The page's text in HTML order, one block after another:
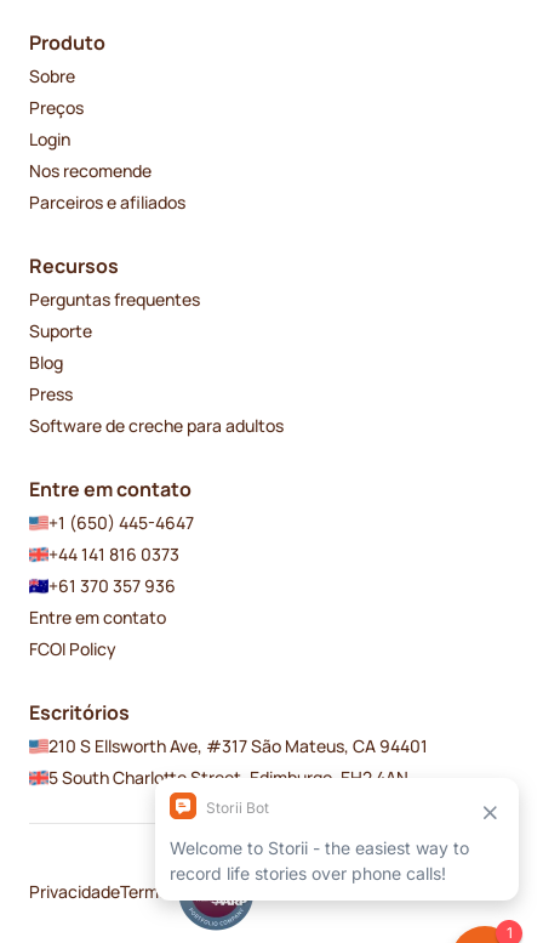
Produto
Sobre
Preços
Login
Nos recomende
Parceiros e afiliados
Recursos
Perguntas frequentes
Suporte
Blog
Press
Software de creche para adultos
Entre em contato
+1 (650) 445-4647
+44 141 816 0373
+61 370 357 936
Entre em contato
FCOI Policy
Escritórios
210 S Ellsworth Ave, #317 São Mateus, CA 94401
5 South Charlotte Street, Edimburgo, EH2 4AN
PrivacidadeTermos